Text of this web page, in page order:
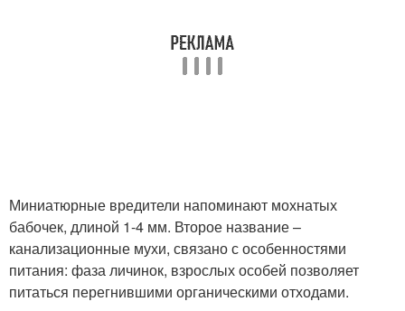
Миниатюрные вредители напоминают мохнатых
бабочек, длиной 1-4 мм. Второе название –
канализационные мухи, связано с особенностями
питания: фаза личинок, взрослых особей позволяет
питаться перегнившими органическими отходами.